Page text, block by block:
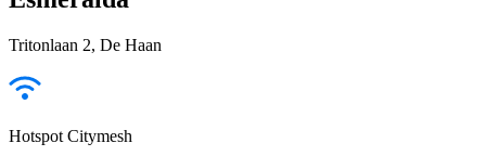
Tritonlaan 2, De Haan
Hotspot Citymesh